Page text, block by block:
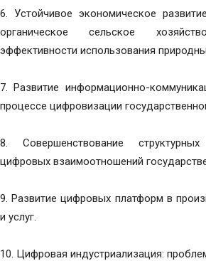
6. Устойчивое экономическое
органическое сельское
эффективности использования
7. Развитие информационно-
процессе цифровизации
8. Совершенствование
цифровых взаимоотношений
9. Развитие цифровых платформ в
и услуг.
10. Цифровая индустриализация: